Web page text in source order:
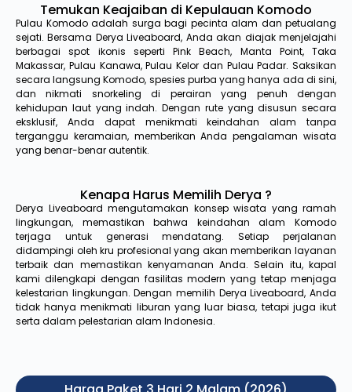
Temukan Keajaiban di Kepulauan Komodo
Pulau Komodo adalah surga bagi pecinta alam dan petualang
sejati. Bersama Derya Liveaboard, Anda akan diajak menjelajahi
berbagai spot ikonis seperti Pink Beach, Manta Point, Taka
Makassar, Pulau Kanawa, Pulau Kelor dan Pulau Padar. Saksikan
secara langsung Komodo, spesies purba yang hanya ada di sini,
dan nikmati snorkeling di perairan yang penuh dengan
kehidupan laut yang indah. Dengan rute yang disusun secara
eksklusif, Anda dapat menikmati keindahan alam tanpa
terganggu keramaian, memberikan Anda pengalaman wisata
yang benar-benar autentik.
Kenapa Harus Memilih Derya ?
Derya Liveaboard mengutamakan konsep wisata yang ramah
lingkungan, memastikan bahwa keindahan alam Komodo
terjaga untuk generasi mendatang. Setiap perjalanan
didampingi oleh kru profesional yang akan memberikan layanan
terbaik dan memastikan kenyamanan Anda. Selain itu, kapal
kami dilengkapi dengan fasilitas modern yang tetap menjaga
kelestarian lingkungan. Dengan memilih Derya Liveaboard, Anda
tidak hanya menikmati liburan yang luar biasa, tetapi juga ikut
serta dalam pelestarian alam Indonesia.